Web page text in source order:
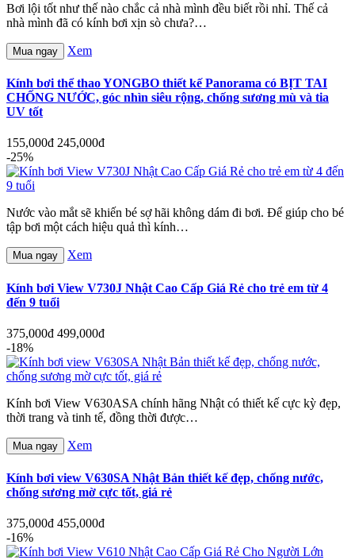
Bơi lội tốt như thế nào chắc cả nhà mình đều biết rồi nhỉ. Thế cả
nhà mình đã có kính bơi xịn sò chưa?…
Mua ngay Xem
Kính bơi thể thao YONGBO thiết kế Panorama có BỊT TAI
CHỐNG NƯỚC, góc nhìn siêu rộng, chống sương mù và tia
UV tốt
155,000đ 245,000đ
-25%
Nước vào mắt sẽ khiến bé sợ hãi không dám đi bơi. Để giúp cho bé
tập bơi một cách hiệu quả thì kính…
Mua ngay Xem
Kính bơi View V730J Nhật Cao Cấp Giá Rẻ cho trẻ em từ 4
đến 9 tuổi
375,000đ 499,000đ
-18%
Kính bơi View V630ASA chính hãng Nhật có thiết kế cực kỳ đẹp,
thời trang và tinh tế, đồng thời được…
Mua ngay Xem
Kính bơi view V630SA Nhật Bản thiết kế đẹp, chống nước,
chống sương mờ cực tốt, giá rẻ
375,000đ 455,000đ
-16%